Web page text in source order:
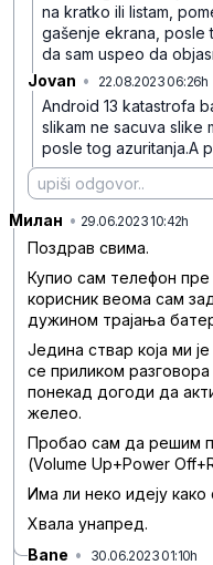
na kratko ili listam,
gašenje ekrana, posle
da sam uspeo da
Jovan • 22.08.2023 06:26h
Android 13 katastrofa
slikam ne sacuva slike
posle tog azuritanja.A
Милан • 29.06.2023 10:42h
Поздрав свима.
Купио сам телефон
корисник веома сам
дужином трајања
Једина ствар која ми
се приликом
понекад догоди да
желео.
Пробао сам да решим
(Volume Up+Power
Има ли неко идеју
Хвала унапред.
Bane • 30.06.2023 01:10h